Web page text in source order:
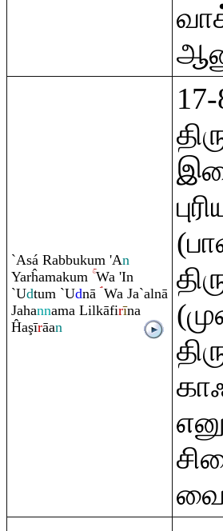
`Asá Rabbukum 'An
Yarĥamakum Wa 'In
`Udtum `Udnā Wa Ja`alnā
Jahannama Lilkāfirīna
Ĥaşīrāan